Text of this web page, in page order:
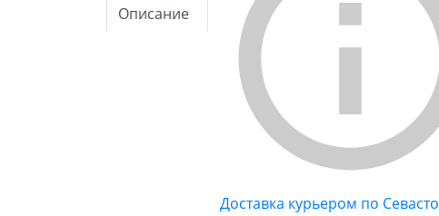
Описание
Доставка курьером по